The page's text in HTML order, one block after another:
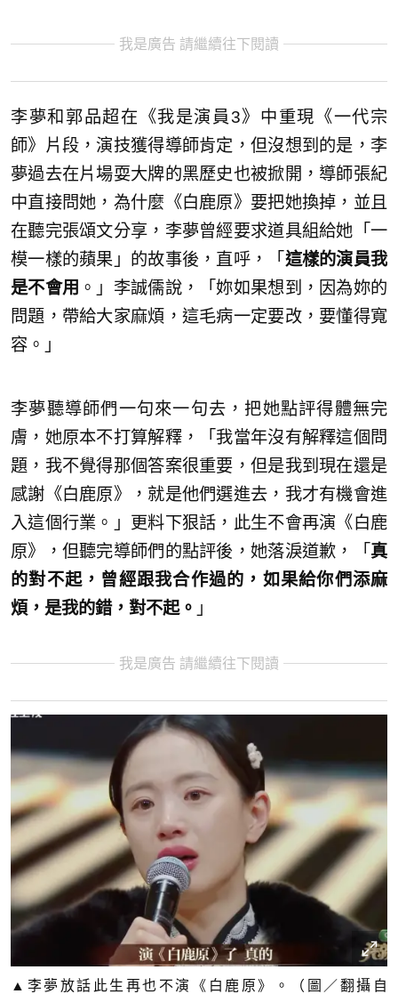
我是廣告 請繼續往下閱讀
李夢和郭品超在《我是演員3》中重現《一代宗
師》片段，演技獲得導師肯定，但沒想到的是，李
夢過去在片場耍大牌的黑歷史也被掀開，導師張紀
中直接問她，為什麼《白鹿原》要把她換掉，並且
在聽完張頌文分享，李夢曾經要求道具組給她「一
模一樣的蘋果」的故事後，直呼，「 這樣的演員我
是不會用 。」李誠儒說，「妳如果想到，因為妳的
問題，帶給大家麻煩，這毛病一定要改，要懂得寬
容。」
李夢聽導師們一句來一句去，把她點評得體無完
膚，她原本不打算解釋，「我當年沒有解釋這個問
題，我不覺得那個答案很重要，但是我到現在還是
感謝《白鹿原》，就是他們選進去，我才有機會進
入這個行業。」更料下狠話，此生不會再演《白鹿
原》，但聽完導師們的點評後，她落淚道歉，「 真
的對不起，曾經跟我合作過的，如果給你們添麻
煩，是我的錯，對不起。 」
我是廣告 請繼續往下閱讀
▲李夢放話此生再也不演《白鹿原》。（圖／翻攝自